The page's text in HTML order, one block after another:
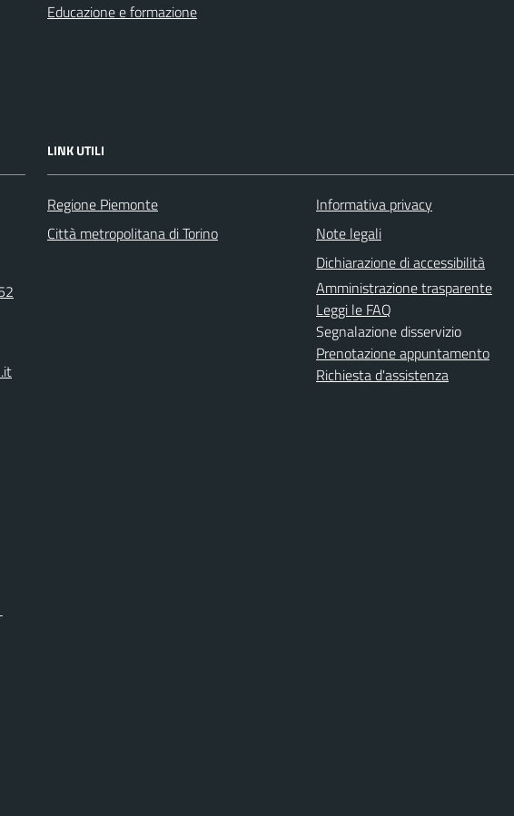
Educazione e formazione
LINK UTILI
Regione Piemonte
Città metropolitana di Torino
Informativa privacy
Note legali
Dichiarazione di accessibilità
Amministrazione trasparente
Leggi le FAQ
Segnalazione disservizio
Prenotazione appuntamento
Richiesta d'assistenza